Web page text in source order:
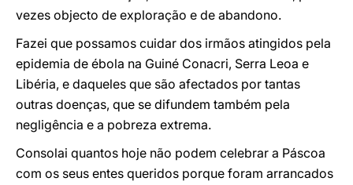
vezes objecto de exploração e de abandono.
Fazei que possamos cuidar dos irmãos atingidos pela
epidemia de ébola na Guiné Conacri, Serra Leoa e
Libéria, e daqueles que são afectados por tantas
outras doenças, que se difundem também pela
negligência e a pobreza extrema.
Consolai quantos hoje não podem celebrar a Páscoa
com os seus entes queridos porque foram arrancados